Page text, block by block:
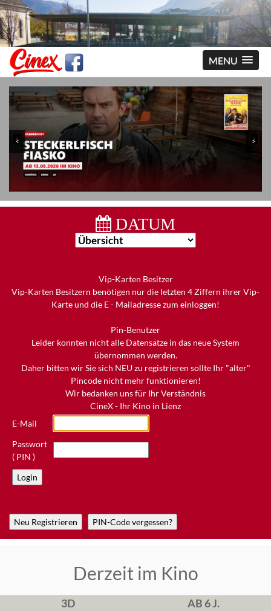
MENU
< >
DATUM
Vip-Karten Besitzer
Vip-Karten Besitzern benötigen nur die letzten 4 Ziffern ihrer Vip-
Karte und die E - Mailadresse zum einloggen!
Pin-Benutzer
Leider konnten nicht alle Datensätze in das neue System
übernommen werden.
Daher bitten wir Sie sich NEU zu registrieren sollte Ihr "alter"
Pincode nicht mehr funktionieren!
Wir bedanken uns für Ihr Verständnis
CineX - Ihr Kino in Lienz
E-Mail
Passwort
( PIN )
Derzeit im Kino
3D AB 6 J.